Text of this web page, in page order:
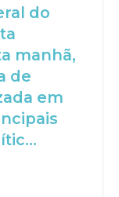
do
manhã,
de
em